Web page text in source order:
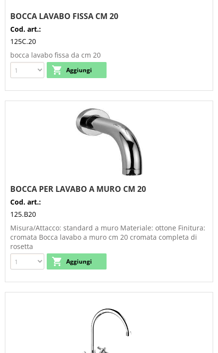
BOCCA LAVABO FISSA CM 20
Cod. art.:
125C.20
bocca lavabo fissa da cm 20
BOCCA PER LAVABO A MURO CM 20
Cod. art.:
125.B20
Misura/Attacco: standard a muro Materiale: ottone Finitura:
cromata Bocca lavabo a muro cm 20 cromata completa di
rosetta